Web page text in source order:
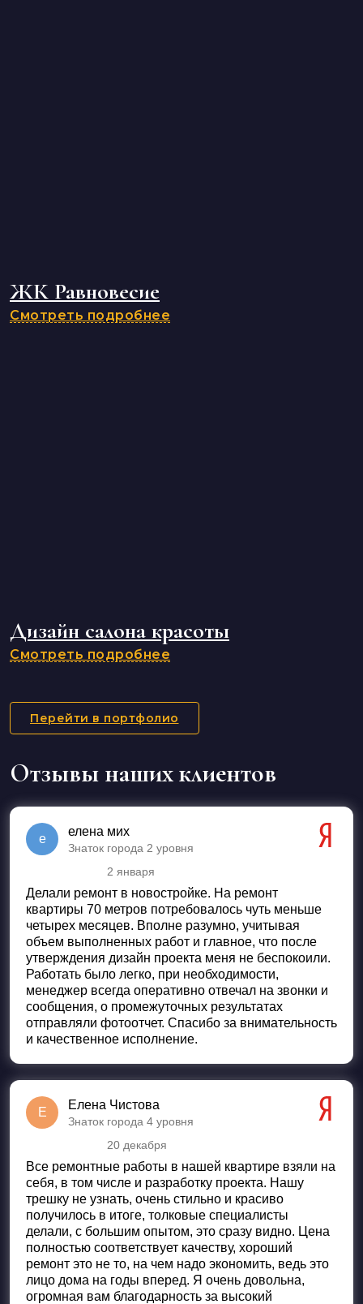
ЖК Равновесие
Смотреть подробнее
Дизайн салона красоты
Смотреть подробнее
Перейти в портфолио
Отзывы наших клиентов
е
елена мих
Знаток города 2 уровня
Оценка 5из 5
2 января
Делали ремонт в новостройке. На ремонт
квартиры 70 метров потребовалось чуть меньше
четырех месяцев. Вполне разумно, учитывая
объем выполненных работ и главное, что после
утверждения дизайн проекта меня не беспокоили.
Работать было легко, при необходимости,
менеджер всегда оперативно отвечал на звонки и
сообщения, о промежуточных результатах
отправляли фотоотчет. Спасибо за внимательность
и качественное исполнение.
Е
Елена Чистова
Знаток города 4 уровня
Оценка5 из 5
20 декабря
Все ремонтные работы в нашей квартире взяли на
себя, в том числе и разработку проекта. Нашу
трешку не узнать, очень стильно и красиво
получилось в итоге, толковые специалисты
делали, с большим опытом, это сразу видно. Цена
полностью соответствует качеству, хороший
ремонт это не то, на чем надо экономить, ведь это
лицо дома на годы вперед. Я очень довольна,
огромная вам благодарность за высокий